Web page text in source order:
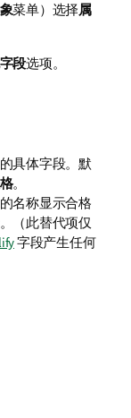
菜单）选择属
段选项。
具体字段。默
。
名称显示合格
（此替代项仅
字段产生任何